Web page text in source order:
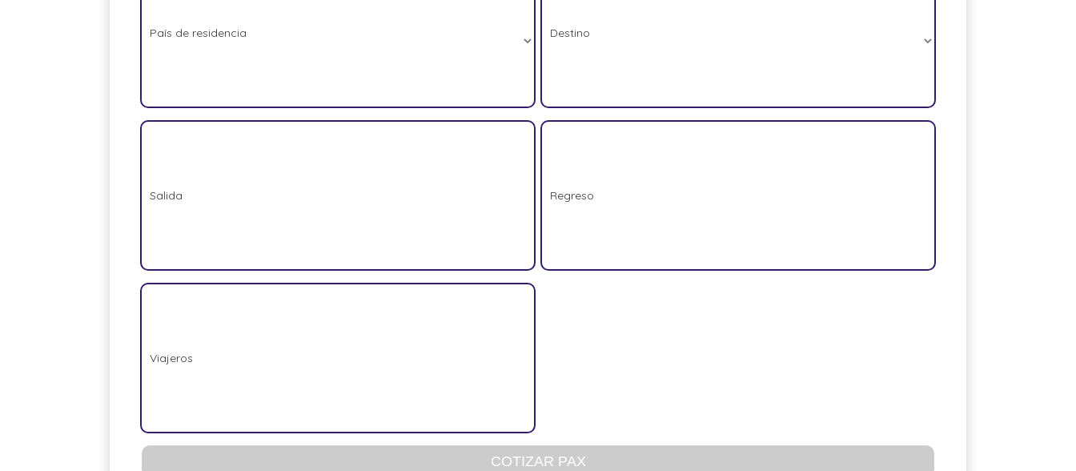
País de residencia
Salida
Viajeros
Destino
Regreso
COTIZAR PAX